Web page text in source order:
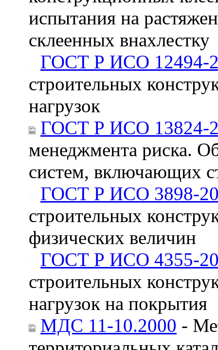
испытания на
склеенных внахлестку
ГОСТ Р ИСО 12494-
строительных
нагрузок
ГОСТ Р ИСО 13824-
менеджмента риска.
систем, включающих
ГОСТ Р ИСО 3898-
строительных
физических величин
ГОСТ Р ИСО 4355-
строительных
нагрузок на покрытия
МДС 11-10.2000 -